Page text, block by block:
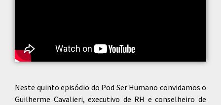
Neste quinto episódio do Pod Ser Humano convidamos o
Guilherme Cavalieri, executivo de RH e conselheiro de